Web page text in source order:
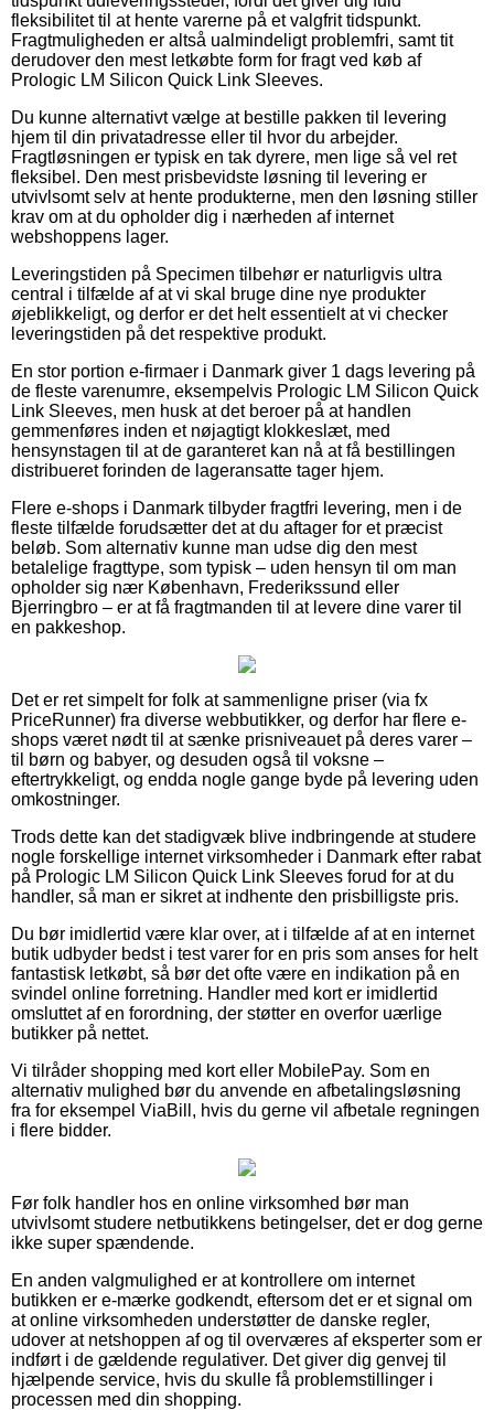
fleksibilitet til at hente varerne på et valgfrit tidspunkt.
Fragtmuligheden er altså ualmindeligt problemfri, samt tit
derudover den mest letkøbte form for fragt ved køb af
Prologic LM Silicon Quick Link Sleeves.
Du kunne alternativt vælge at bestille pakken til levering
hjem til din privatadresse eller til hvor du arbejder.
Fragtløsningen er typisk en tak dyrere, men lige så vel ret
fleksibel. Den mest prisbevidste løsning til levering er
utvivlsomt selv at hente produkterne, men den løsning stiller
krav om at du opholder dig i nærheden af internet
webshoppens lager.
Leveringstiden på Specimen tilbehør er naturligvis ultra
central i tilfælde af at vi skal bruge dine nye produkter
øjeblikkeligt, og derfor er det helt essentielt at vi checker
leveringstiden på det respektive produkt.
En stor portion e-firmaer i Danmark giver 1 dags levering på
de fleste varenumre, eksempelvis Prologic LM Silicon Quick
Link Sleeves, men husk at det beroer på at handlen
gemmenføres inden et nøjagtigt klokkeslæt, med
hensynstagen til at de garanteret kan nå at få bestillingen
distribueret forinden de lageransatte tager hjem.
Flere e-shops i Danmark tilbyder fragtfri levering, men i de
fleste tilfælde forudsætter det at du aftager for et præcist
beløb. Som alternativ kunne man udse dig den mest
betalelige fragttype, som typisk – uden hensyn til om man
opholder sig nær København, Frederikssund eller
Bjerringbro – er at få fragtmanden til at levere dine varer til
en pakkeshop.
Det er ret simpelt for folk at sammenligne priser (via fx
PriceRunner) fra diverse webbutikker, og derfor har flere e-
shops været nødt til at sænke prisniveauet på deres varer –
til børn og babyer, og desuden også til voksne –
eftertrykkeligt, og endda nogle gange byde på levering uden
omkostninger.
Trods dette kan det stadigvæk blive indbringende at studere
nogle forskellige internet virksomheder i Danmark efter rabat
på Prologic LM Silicon Quick Link Sleeves forud for at du
handler, så man er sikret at indhente den prisbilligste pris.
Du bør imidlertid være klar over, at i tilfælde af at en internet
butik udbyder bedst i test varer for en pris som anses for helt
fantastisk letkøbt, så bør det ofte være en indikation på en
svindel online forretning. Handler med kort er imidlertid
omsluttet af en forordning, der støtter en overfor uærlige
butikker på nettet.
Vi tilråder shopping med kort eller MobilePay. Som en
alternativ mulighed bør du anvende en afbetalingsløsning
fra for eksempel ViaBill, hvis du gerne vil afbetale regningen
i flere bidder.
Før folk handler hos en online virksomhed bør man
utvivlsomt studere netbutikkens betingelser, det er dog gerne
ikke super spændende.
En anden valgmulighed er at kontrollere om internet
butikken er e-mærke godkendt, eftersom det er et signal om
at online virksomheden understøtter de danske regler,
udover at netshoppen af og til overværes af eksperter som er
indført i de gældende regulativer. Det giver dig genvej til
hjælpende service, hvis du skulle få problemstillinger i
processen med din shopping.